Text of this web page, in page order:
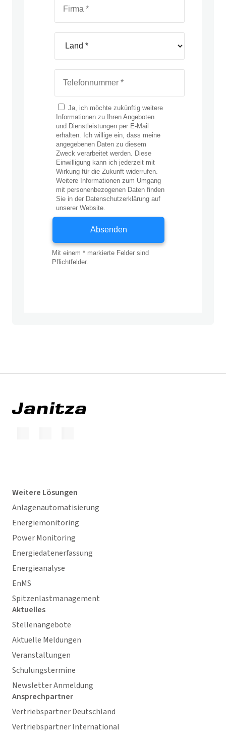
Weitere Lösungen
Anlagenautomatisierung
Energiemonitoring
Power Monitoring
Energiedatenerfassung
Energieanalyse
EnMS
Spitzenlastmanagement
Aktuelles
Stellenangebote
Aktuelle Meldungen
Veranstaltungen
Schulungstermine
Newsletter Anmeldung
Ansprechpartner
Vertriebspartner Deutschland
Vertriebspartner International